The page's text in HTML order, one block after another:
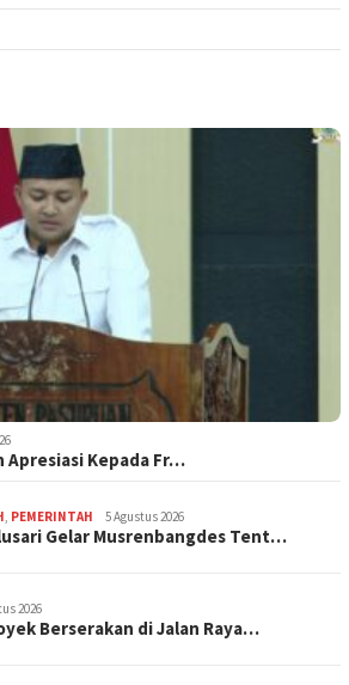
Apresiasi Kepada Fr…
PEMERINTAH 5 Agustus 2026
Gelar Musrenbangdes Tent…
2026
Berserakan di Jalan Raya…